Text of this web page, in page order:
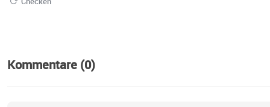
Kommentare (0)